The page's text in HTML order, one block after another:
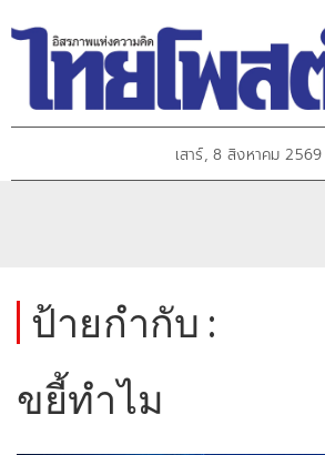
เสาร์, 8 สิงหาคม 2569
ป้ายกำกับ :
ขยี้ทำไม